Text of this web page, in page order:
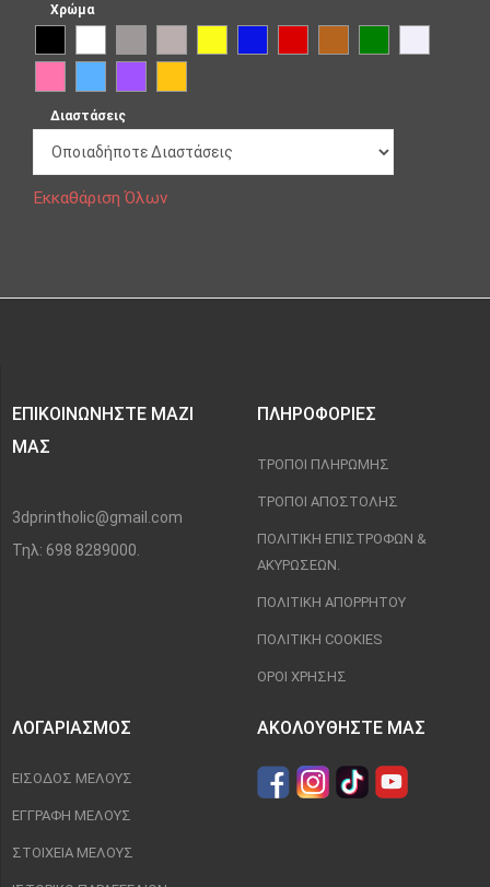
Χρώμα
Διαστάσεις
Εκκαθάριση Όλων
ΕΠΙΚΟΙΝΩΝΉΣΤΕ ΜΑΖΊ
ΜΑΣ
3dprintholic@gmail.com
Τηλ: 698 8289000.
ΠΛΗΡΟΦΟΡΊΕΣ
ΤΡΌΠΟΙ ΠΛΗΡΩΜΉΣ
ΤΡΌΠΟΙ ΑΠΟΣΤΟΛΉΣ
ΠΟΛΙΤΙΚΉ ΕΠΙΣΤΡΟΦΏΝ &
ΑΚΥΡΏΣΕΩΝ.
ΠΟΛΙΤΙΚΉ ΑΠΟΡΡΉΤΟΥ
ΠΟΛΙΤΙΚΉ COOKIES
ΌΡΟΙ ΧΡΉΣΗΣ
ΛΟΓΑΡΙΑΣΜΌΣ
ΕΊΣΟΔΟΣ ΜΈΛΟΥΣ
ΕΓΓΡΑΦΉ ΜΈΛΟΥΣ
ΣΤΟΙΧΕΊΑ ΜΈΛΟΥΣ
ΑΚΟΛΟΥΘΉΣΤΕ ΜΑΣ